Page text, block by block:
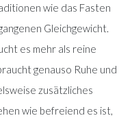
wie das Fasten
Gleichgewicht.
es mehr als reine
genauso Ruhe und
zusätzliches
wie befreiend es ist,